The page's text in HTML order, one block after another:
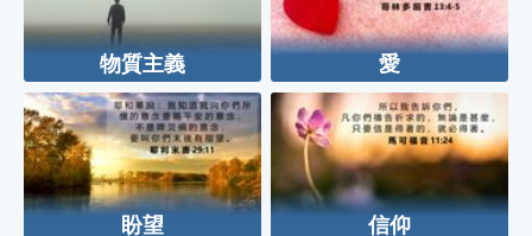
物質主義 愛
盼望 信仰